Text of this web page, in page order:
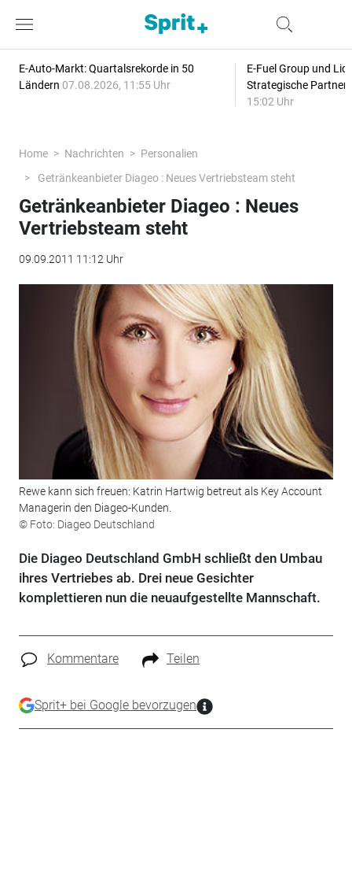
E-Auto-Markt: Quartalsrekorde in 50
Ländern 07.08.2026, 11:55 Uhr
E-Fuel Group und
Strategische
15:02 Uhr
Home Nachrichten
Personalien
Getränkeanbieter Diageo : Neues Vertriebsteam steht
Getränkeanbieter Diageo : Neues
Vertriebsteam steht
09.09.2011 11:12 Uhr
Rewe kann sich freuen: Katrin Hartwig betreut als Key Account
Managerin den Diageo-Kunden.
© Foto: Diageo Deutschland
Die Diageo Deutschland GmbH schließt den Umbau
ihres Vertriebes ab. Drei neue Gesichter
komplettieren nun die neuaufgestellte Mannschaft.
Kommentare Teilen
Sprit+ bei Google bevorzugen